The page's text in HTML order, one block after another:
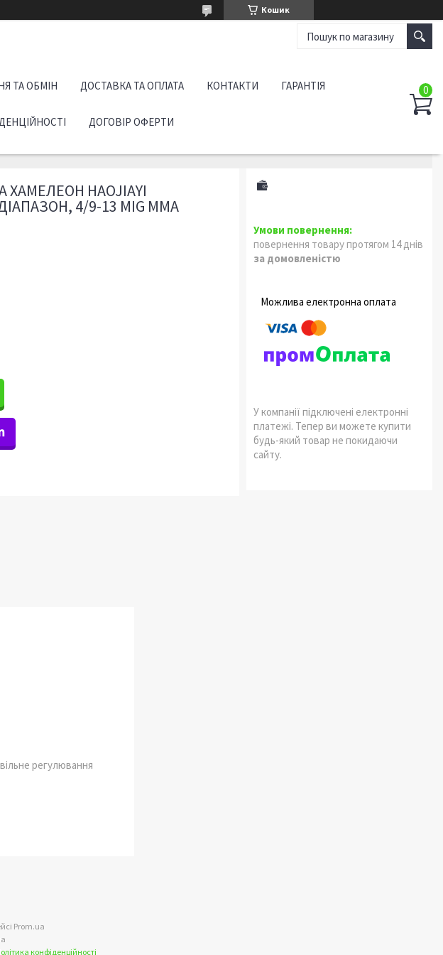
Кошик
ТА ОБМІН ДОСТАВКА ТА ОПЛАТА КОНТАКТИ ГАРАНТІЯ
ДОГОВІР ОФЕРТИ
HAOJIAYI
4/9-13 MIG MMA
повернення товару протягом 14 днів
за домовленістю
У компанії підключені електронні
платежі. Тепер ви можете купити
будь-який товар не покидаючи
сайту.
регулювання
Prom.ua
конфіденційності